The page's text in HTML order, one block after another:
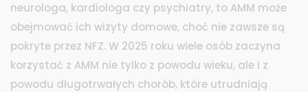
neurologa, kardiologa czy psychiatry, to AMM może
obejmować ich wizyty domowe, choć nie zawsze są
pokryte przez NFZ. W 2025 roku wiele osób zaczyna
korzystać z AMM nie tylko z powodu wieku, ale i z
powodu długotrwałych chorób, które utrudniają